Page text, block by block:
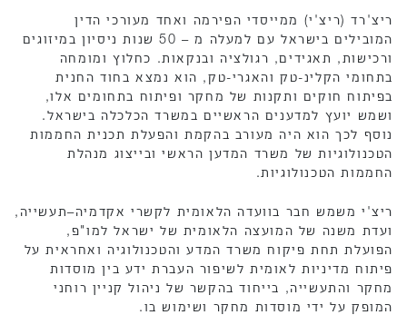
ריצ'רד (ריצ'י) ממייסדי הפירמה ואחד מעורכי הדין
המובילים בישראל עם למעלה מ – 50 שנות ניסיון במיזוגים
ורכישות, תאגידים, רגולציה ובנקאות. כחלוץ ומומחה
בתחומי הקלינ-טק והאגרי-טק, הוא נמצא בחוד החנית
בפיתוח חוקים ותקנות של מחקר ופיתוח בתחומים אלו,
ושמש יועץ למדענים הראשיים במשרד הכלכלה בישראל.
נוסף לכך הוא היה מעורב בהקמת והפעלת תכנית החממות
הטכנולוגיות של משרד המדען הראשי ובייצוג מנהלת
החממות הטכנולוגיות.
ריצ'י משמש חבר בוועדה הלאומית לקשרי אקדמיה–תעשייה,
ועדת משנה של המועצה הלאומית של ישראל למו"פ,
הפועלת תחת פיקוח משרד המדע והטכנולוגיה ואחראית על
פיתוח מדיניות לאומית לשיפור העברת ידע בין מוסדות
מחקר והתעשייה, בייחוד בהקשר של ניהול קניין רוחני
המופק על ידי מוסדות מחקר ושימוש בו.